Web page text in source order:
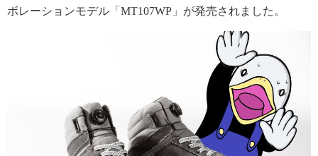
ボレーションモデル「MT107WP」が発売されました。